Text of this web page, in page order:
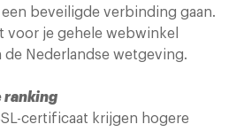
beveiligde verbinding gaan.
voor je gehele webwinkel
de Nederlandse wetgeving.
ranking
certificaat krijgen hogere